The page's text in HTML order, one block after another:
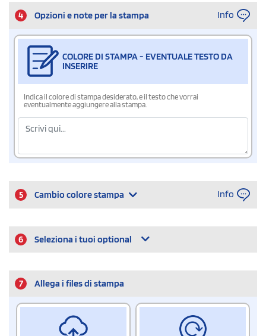
4 Opzioni e note per la stampa Info
COLORE DI STAMPA - EVENTUALE TESTO DA
INSERIRE
Indica il colore di stampa desiderato, e il testo che vorrai
eventualmente aggiungere alla stampa.
5 Cambio colore stampa Info
6 Seleziona i tuoi optional
7 Allega i files di stampa